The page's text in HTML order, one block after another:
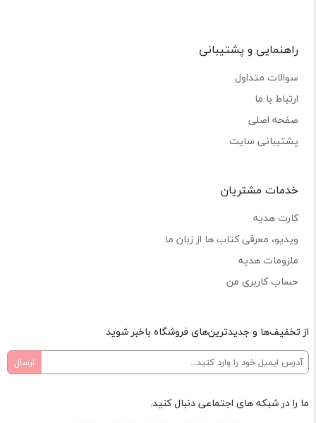
راهنمایی و پشتیبانی
سوالات متداول
ارتباط با ما
صفحه اصلی
پشتیبانی سایت
خدمات مشتریان
کارت هدیه
ویدیو، معرفی کتاب ها از زبان ما
ملزومات هدیه
حساب کاربری من
از تخفیف‌ها و جدیدترین‌های فروشگاه باخبر شوید
ما را در شبکه های اجتماعی دنبال کنید.